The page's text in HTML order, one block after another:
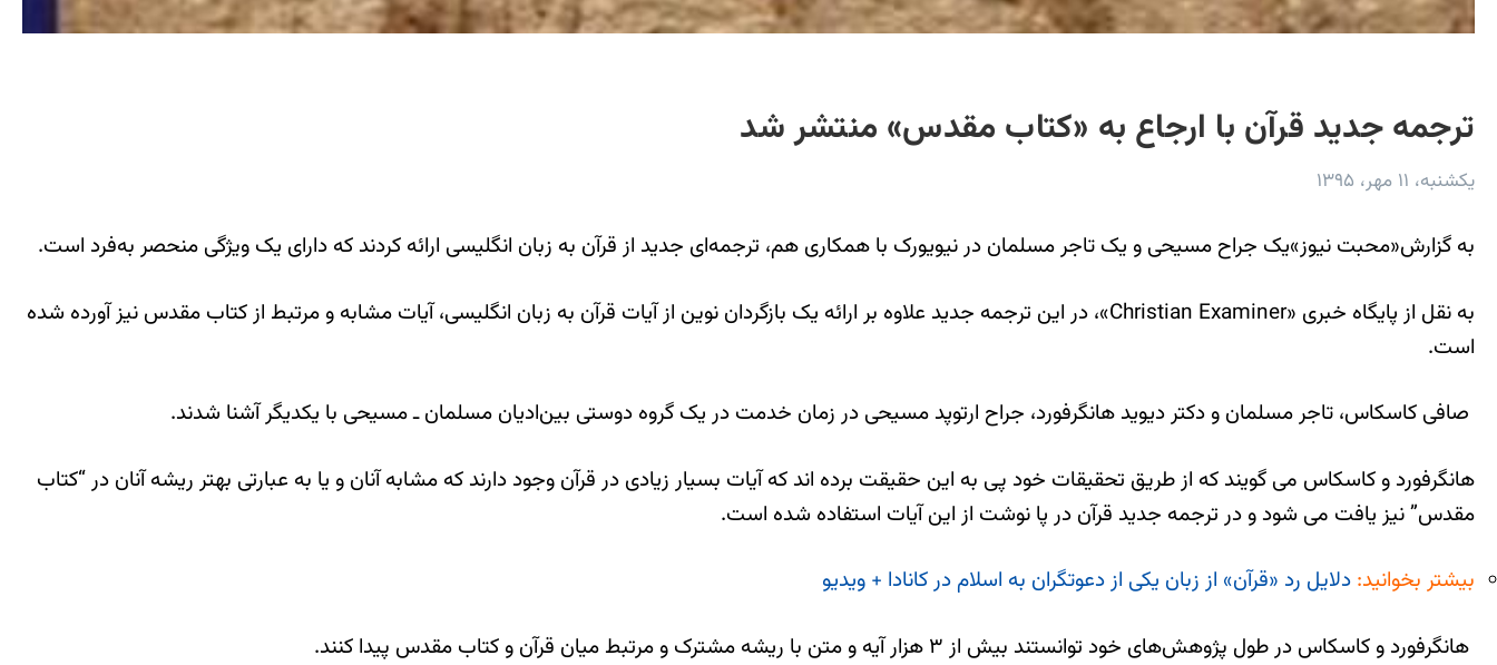
ترجمه جدید قرآن با ارجاع به «کتاب مقدس» منتشر شد
یکشنبه، ۱۱ مهر، ۱۳۹۵
به گزارش«محبت نیوز»یک جراح مسیحی و یک تاجر مسلمان در نیویورک با همکاری هم، ترجمه‌ای جدید از قرآن به زبان انگلیسی ارائه کردند که دارای یک ویژگی منحصر به‌فرد است.
به نقل از پایگاه خبری «Christian Examiner»، در این ترجمه جدید علاوه بر ارائه یک بازگردان نوین از آیات قرآن به زبان انگلیسی، آیات مشابه و مرتبط از کتاب مقدس نیز آورده شده
است.
صافی کاسکاس، تاجر مسلمان و دکتر دیوید هانگرفورد، جراح ارتوپد مسیحی در زمان خدمت در یک گروه دوستی بین‌ادیان مسلمان ـ مسیحی با یکدیگر آشنا شدند.
هانگرفورد و کاسکاس می گویند که از طریق تحقیقات خود پی به این حقیقت برده اند که آیات بسیار زیادی در قرآن وجود دارند که مشابه آنان و یا به عبارتی بهتر ریشه آنان در “کتاب
مقدس” نیز یافت می شود و در ترجمه جدید قرآن در پا نوشت از این آیات استفاده شده است.
بیشتر بخوانید: دلایل رد «قرآن» از زبان یکی از دعوتگران به اسلام در کانادا + ویدیو
هانگرفورد و کاسکاس در طول پژوهش‌های خود توانستند بیش از ۳ هزار آیه و متن با ریشه مشترک و مرتبط میان قرآن و کتاب مقدس پیدا کنند.